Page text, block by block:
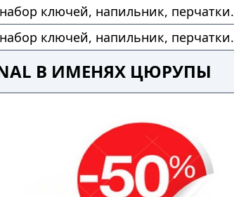
ключей, напильник, перчатки.
ключей, напильник, перчатки.
В ИМЕНЯХ ЦЮРУПЫ